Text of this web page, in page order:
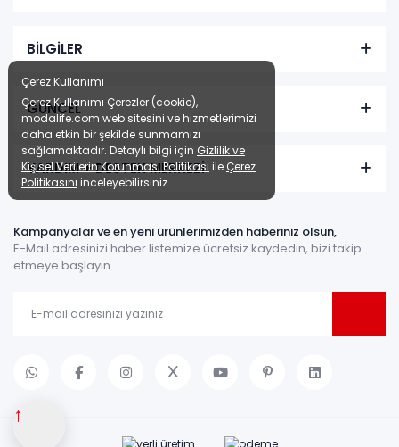
↑
BİLGİLER
GÜNCEL
YARDIM + DESTEK MERKEZİ
Kampanyalar ve en yeni ürünlerimizden haberiniz olsun,
E-Mail adresinizi haber listemize ücretsiz kaydedin, bizi takip
etmeye başlayın.
Çerez Kullanımı
Çerez Kullanımı Çerezler (cookie),
modalife.com web sitesini ve hizmetlerimizi
daha etkin bir şekilde sunmamızı
sağlamaktadır. Detaylı bilgi için Gizlilik ve
Kişisel Verilerin Korunması Politikası ile Çerez
Politikasını inceleyebilirsiniz.